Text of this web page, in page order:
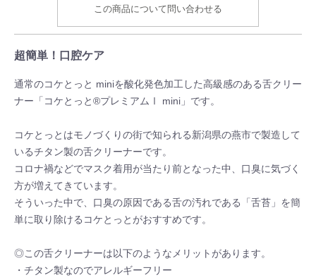
この商品について問い合わせる
超簡単！口腔ケア
通常のコケとっと miniを酸化発色加工した高級感のある舌クリー
ナー「コケとっと®プレミアムⅠ mini」です。
コケとっとはモノづくりの街で知られる新潟県の燕市で製造して
いるチタン製の舌クリーナーです。
コロナ禍などでマスク着用が当たり前となった中、口臭に気づく
方が増えてきています。
そういった中で、口臭の原因である舌の汚れである「舌苔」を簡
単に取り除けるコケとっとがおすすめです。
◎この舌クリーナーは以下のようなメリットがあります。
・チタン製なのでアレルギーフリー